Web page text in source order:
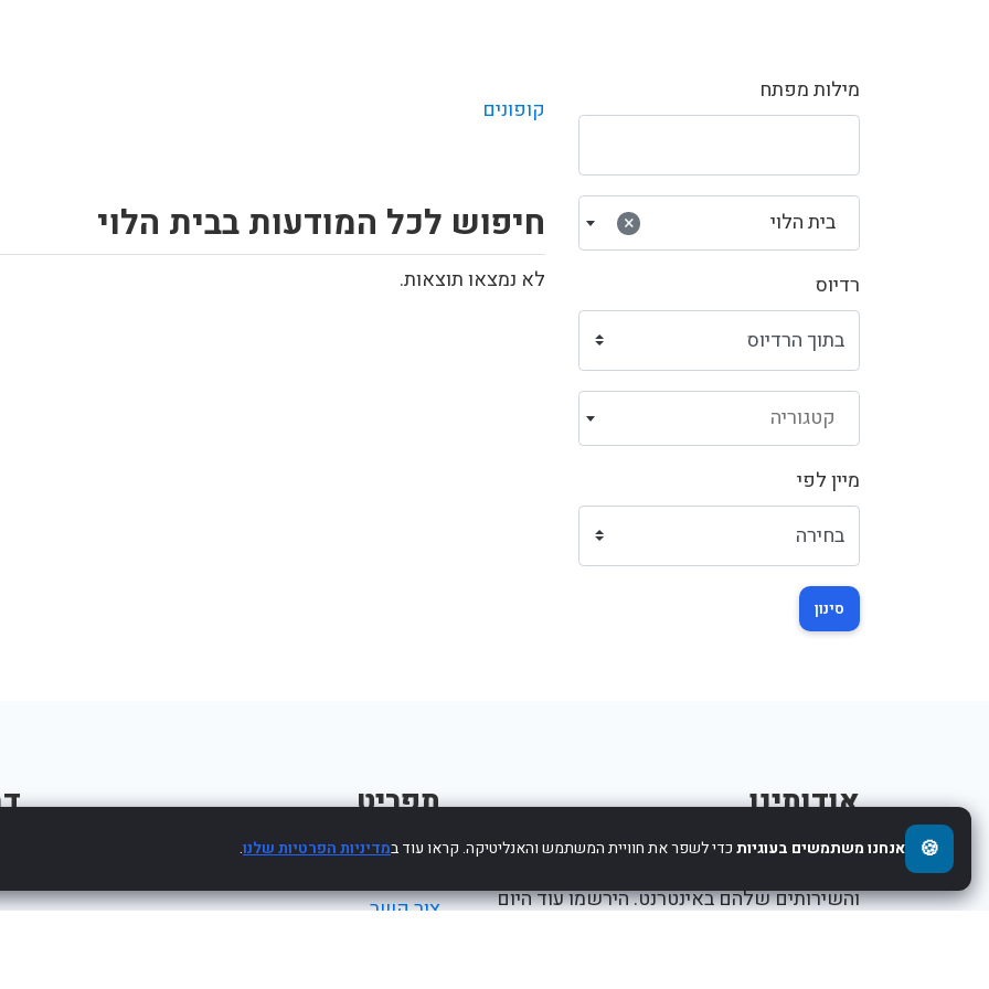
מילות מפתח
× בית הלוי
רדיוס
קטגוריה
מיין לפי
סינון
קופונים
חיפוש לכל המודעות בבית הלוי
לא נמצאו תוצאות.
אודותינו
והשירותים שלהם באינטרנט. הירשמו עוד היום
תפריט
צור קשר
🍪 אנחנו משתמשים בעוגיותכדי לשפר את חוויית המשתמש והאנליטיקה. קראו עוד במדיניות הפרטיות שלנו.